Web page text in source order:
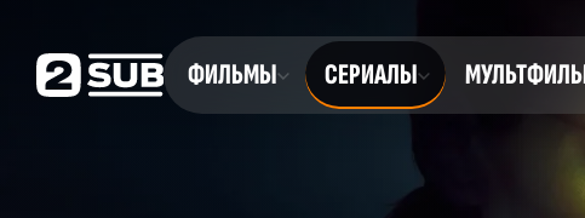
ФИЛЬМЫ СЕРИАЛЫ